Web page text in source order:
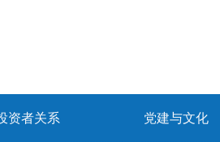
资者关系 党建与文化